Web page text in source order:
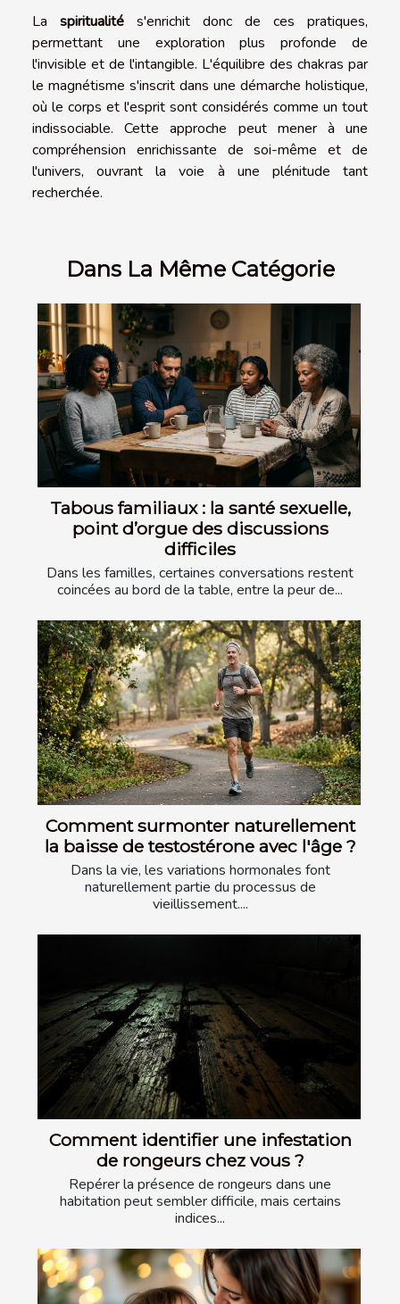
La spiritualité s'enrichit donc de ces pratiques,
permettant une exploration plus profonde de
l'invisible et de l'intangible. L'équilibre des chakras par
le magnétisme s'inscrit dans une démarche holistique,
où le corps et l'esprit sont considérés comme un tout
indissociable. Cette approche peut mener à une
compréhension enrichissante de soi-même et de
l'univers, ouvrant la voie à une plénitude tant
recherchée.
Dans La Même Catégorie
Tabous familiaux : la santé sexuelle,
point d’orgue des discussions
difficiles
Dans les familles, certaines conversations restent
coincées au bord de la table, entre la peur de...
Comment surmonter naturellement
la baisse de testostérone avec l'âge ?
Dans la vie, les variations hormonales font
naturellement partie du processus de
vieillissement....
Comment identifier une infestation
de rongeurs chez vous ?
Repérer la présence de rongeurs dans une
habitation peut sembler difficile, mais certains
indices...